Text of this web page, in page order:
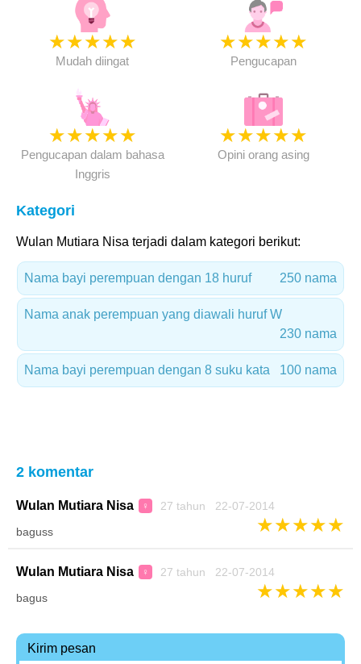
★★★★★
Mudah diingat
★★★★★
Pengucapan
★★★★★
Pengucapan dalam bahasa
Inggris
★★★★★
Opini orang asing
Kategori
Wulan Mutiara Nisa terjadi dalam kategori berikut:
Nama bayi perempuan dengan 18 huruf 250 nama
Nama anak perempuan yang diawali huruf W
230 nama
Nama bayi perempuan dengan 8 suku kata 100 nama
2 komentar
Wulan Mutiara Nisa ♀ 27 tahun 22-07-2014
★★★★★
baguss
Wulan Mutiara Nisa ♀ 27 tahun 22-07-2014
★★★★★
bagus
Kirim pesan